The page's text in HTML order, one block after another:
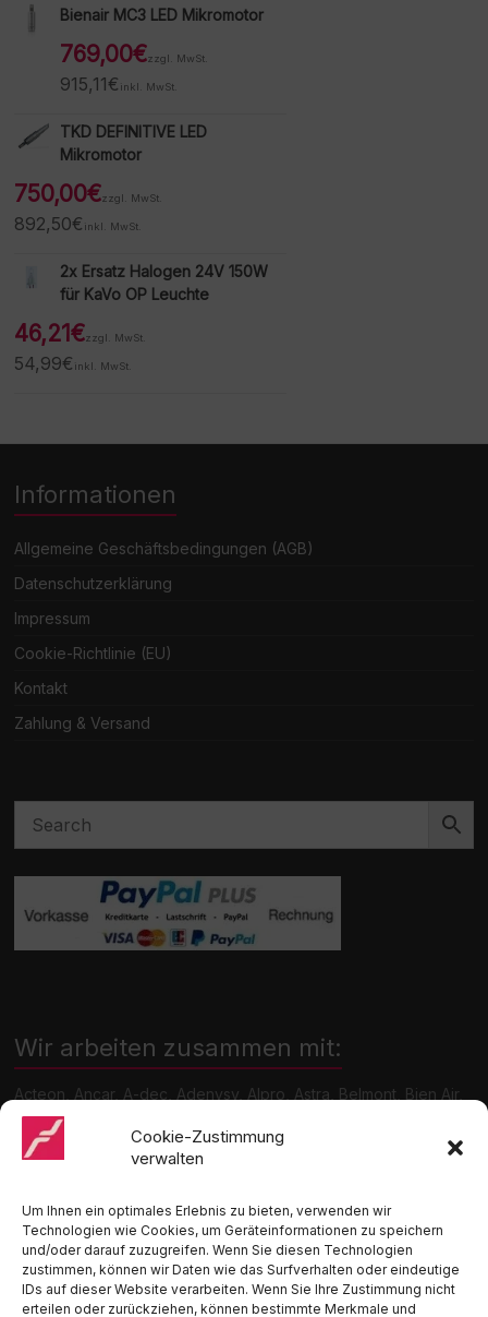
Cookie-Zustimmung
verwalten
Um Ihnen ein optimales Erlebnis zu bieten, verwenden wir
Technologien wie Cookies, um Geräteinformationen zu speichern
und/oder darauf zuzugreifen. Wenn Sie diesen Technologien
zustimmen, können wir Daten wie das Surfverhalten oder eindeutige
IDs auf dieser Website verarbeiten. Wenn Sie Ihre Zustimmung nicht
erteilen oder zurückziehen, können bestimmte Merkmale und
Bienair MC3 LED Mikromotor
769,00€zzgl. MwSt.
915,11€ inkl. MwSt.
TKD DEFINITIVE LED
Mikromotor
750,00€zzgl. MwSt.
892,50€ inkl. MwSt.
2x Ersatz Halogen 24V 150W
für KaVo OP Leuchte
46,21€zzgl. MwSt.
54,99€ inkl. MwSt.
Informationen
Allgemeine Geschäftsbedingungen (AGB)
Datenschutzerklärung
Impressum
Cookie-Richtlinie (EU)
Kontakt
Zahlung & Versand
Wir arbeiten zusammen mit:
Acteon, Ancar, A-dec, Adenysy, Alpro, Astra, Belmont, Bien Air,
Cattani, Chirana, DCI, Dürr, ETI, Euronda, Faro, Gcomm, KaVo,
Medentex, Melag, Midmark, Metasys, MK-Dent, NSK, Ophardt
Hygiene, Ritter, Satelec, Scican, TKD, Velopex, u.v.m